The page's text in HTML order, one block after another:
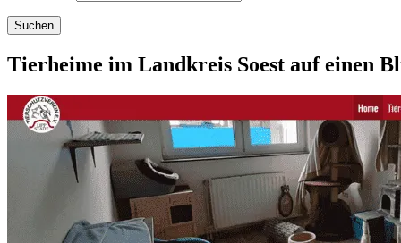
Suchen
Tierheime im Landkreis Soest auf einen